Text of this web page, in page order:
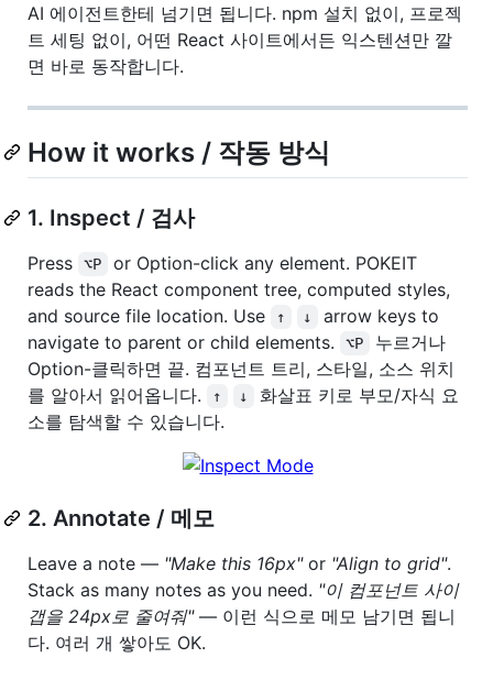
AI 에이전트한테 넘기면 됩니다. npm 설치 없이, 프로젝
트 세팅 없이, 어떤 React 사이트에서든 익스텐션만 깔
면 바로 동작합니다.
How it works / 작동 방식
1. Inspect / 검사
Press ⌥P
or Option-click any element. POKEIT
reads the React component tree, computed styles,
and source file location. Use
↑ ↓
arrow keys to
navigate to parent or child elements.
⌥P
누르거나
Option-클릭하면 끝. 컴포넌트 트리, 스타일, 소스 위치
를 알아서 읽어옵니다.
↑ ↓
화살표 키로 부모/자식 요
소를 탐색할 수 있습니다.
2. Annotate / 메모
Leave a note — "Make this 16px"or "Align to grid".
Stack as many notes as you need. "이 컴포넌트 사이
갭을 24px로 줄여줘"— 이런 식으로 메모 남기면 됩니
다. 여러 개 쌓아도 OK.